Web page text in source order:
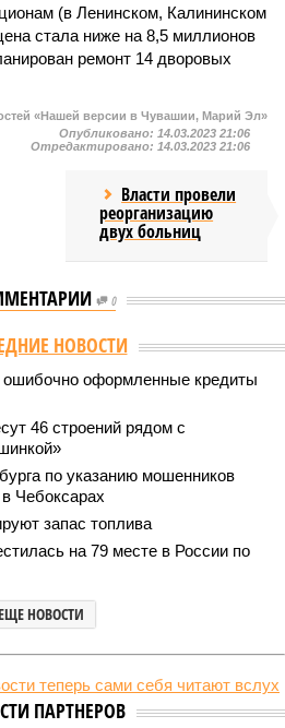
(в Ленинском, Калининском
стала ниже на 8,5 миллионов
ремонт 14 дворовых
«Нашей версии в Чувашии, Марий Эл»
Опубликовано: 14.03.2023 21:06
Отредактировано: 14.03.2023 21:06
Власти провели
реорганизацию
двух больниц
0
НОВОСТИ
оформленные кредиты
46 строений рядом с
по указанию мошенников
Чебоксарах
запас топлива
на 79 месте в России по
НОВОСТИ
ПАРТНЕРОВ